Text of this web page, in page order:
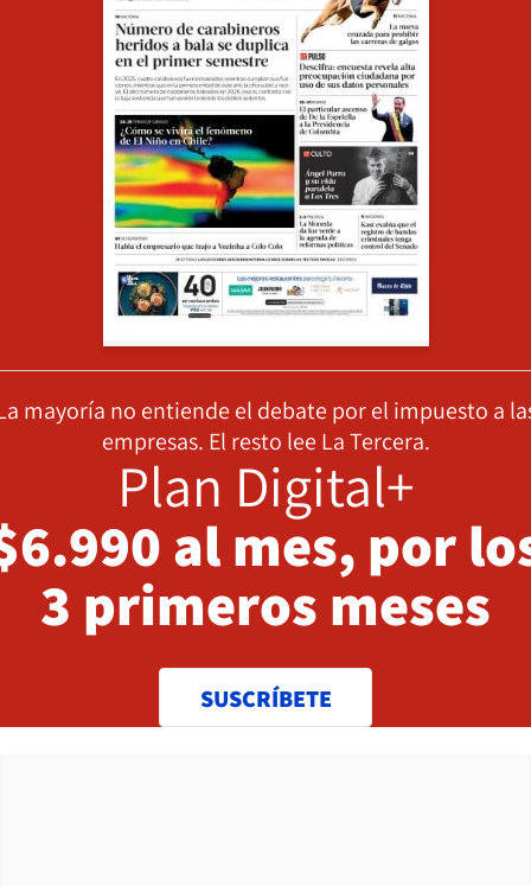
mayoría no entiende el debate por el impuesto a
empresas. El resto lee La Tercera.
Plan Digital+
al mes, por
3 primeros meses
SUSCRÍBETE